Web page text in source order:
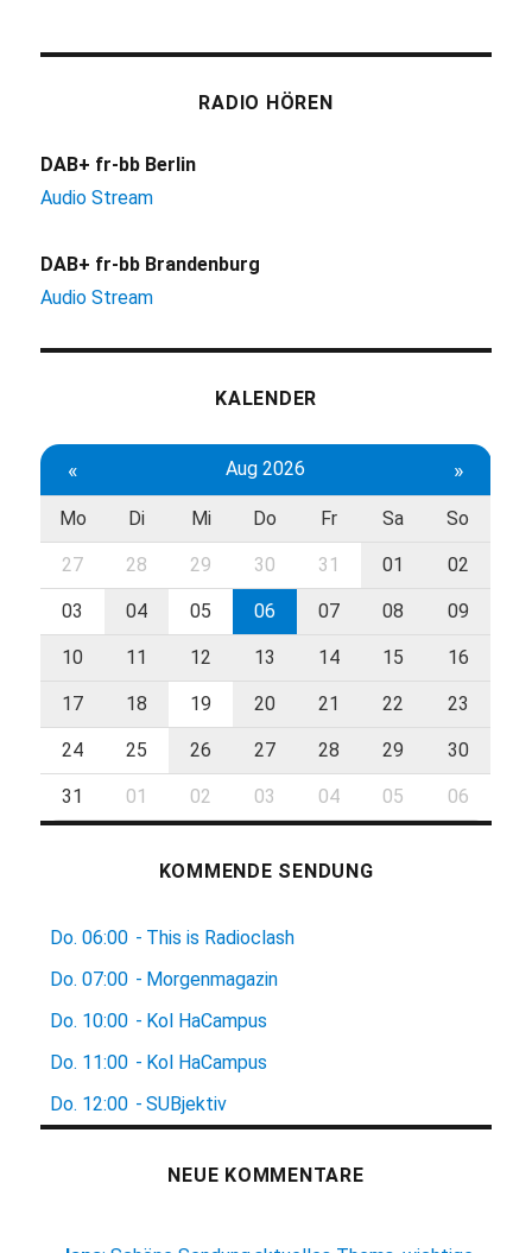
RADIO HÖREN
DAB+ fr-bb Berlin
Audio Stream
DAB+ fr-bb Brandenburg
Audio Stream
KALENDER
« Aug 2026 »
Mo Di Mi Do Fr Sa So
27 28 29 30 31 01 02
03 04 05 06 07 08 09
10 11 12 13 14 15 16
17 18 19 20 21 22 23
24 25 26 27 28 29 30
31 01 02 03 04 05 06
KOMMENDE SENDUNG
Do. 06:00 - This is Radioclash
Do. 07:00 - Morgenmagazin
Do. 10:00 - Kol HaCampus
Do. 11:00 - Kol HaCampus
Do. 12:00 - SUBjektiv
NEUE KOMMENTARE